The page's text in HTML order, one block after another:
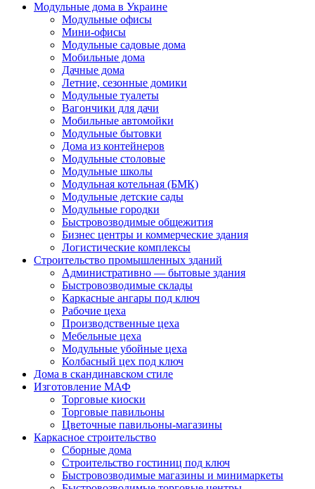
Модульные дома в Украине
Модульные офисы
Мини-офисы
Модульные садовые дома
Мобильные дома
Дачные дома
Летние, сезонные домики
Модульные туалеты
Вагончики для дачи
Мобильные автомойки
Модульные бытовки
Дома из контейнеров
Модульные столовые
Модульные школы
Модульная котельная (БМК)
Модульные детские сады
Модульные городки
Быстровозводимые общежития
Бизнес центры и коммерческие здания
Логистические комплексы
Строительство промышленных зданий
Административно — бытовые здания
Быстровозводимые склады
Каркасные ангары под ключ
Рабочие цеха
Производственные цеха
Мебельные цеха
Модульные убойные цеха
Колбасный цех под ключ
Дома в скандинавском стиле
Изготовление МАФ
Торговые киоски
Торговые павильоны
Цветочные павильоны-магазины
Каркасное строительство
Сборные дома
Строительство гостиниц под ключ
Быстровозводимые магазины и минимаркеты